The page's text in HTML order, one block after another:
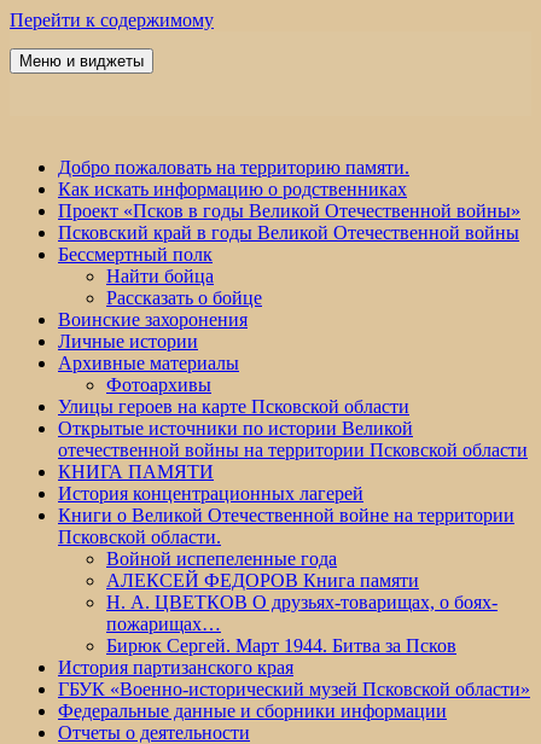
Перейти к содержимому
Победа 60
Меню и виджеты
Добро пожаловать на территорию памяти.
Как искать информацию о родственниках
Проект «Псков в годы Великой Отечественной войны»
Псковский край в годы Великой Отечественной войны
Бессмертный полк
Найти бойца
Рассказать о бойце
Воинские захоронения
Личные истории
Архивные материалы
Фотоархивы
Улицы героев на карте Псковской области
Открытые источники по истории Великой
отечественной войны на территории Псковской области
КНИГА ПАМЯТИ
История концентрационных лагерей
Книги о Великой Отечественной войне на территории
Псковской области.
Войной испепеленные года
АЛЕКСЕЙ ФЕДОРОВ Книга памяти
Н. А. ЦВЕТКОВ О друзьях-товарищах, о боях-
пожарищах…
Бирюк Сергей. Март 1944. Битва за Псков
История партизанского края
ГБУК «Военно-исторический музей Псковской области»
Федеральные данные и сборники информации
Отчеты о деятельности